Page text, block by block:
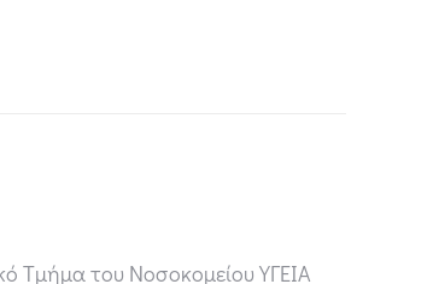
Τμήμα του Νοσοκομείου ΥΓΕΙΑ